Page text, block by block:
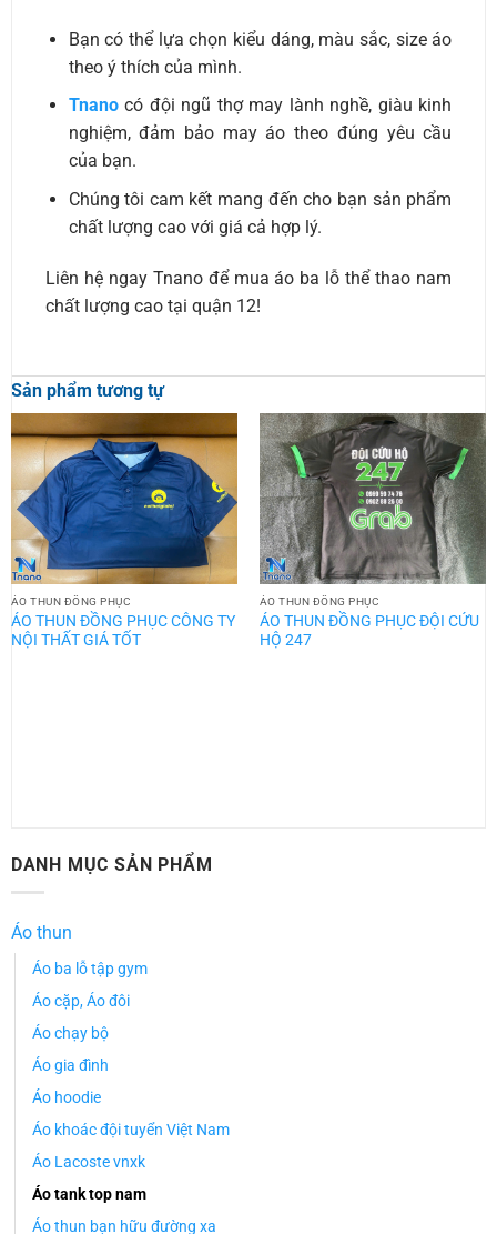
Bạn có thể lựa chọn kiểu dáng, màu sắc, size áo
theo ý thích của mình.
Tnanocó đội ngũ thợ may lành nghề, giàu kinh
nghiệm, đảm bảo may áo theo đúng yêu cầu
của bạn.
Chúng tôi cam kết mang đến cho bạn sản phẩm
chất lượng cao với giá cả hợp lý.
Liên hệ ngay Tnano để mua áo ba lỗ thể thao nam
chất lượng cao tại quận 12!
Sản phẩm tương tự
ÁO THUN ĐỒNG PHỤC
ÁO THUN ĐỒNG PHỤC CÔNG TY
NỘI THẤT GIÁ TỐT
ÁO THUN ĐỒNG PHỤC
ÁO THUN ĐỒNG PHỤC ĐỘI CỨU
HỘ 247
DANH MỤC SẢN PHẨM
Áo thun
Áo ba lỗ tập gym
Áo cặp, Áo đôi
Áo chạy bộ
Áo gia đình
Áo hoodie
Áo khoác đội tuyển Việt Nam
Áo Lacoste vnxk
Áo tank top nam
Áo thun bạn hữu đường xa